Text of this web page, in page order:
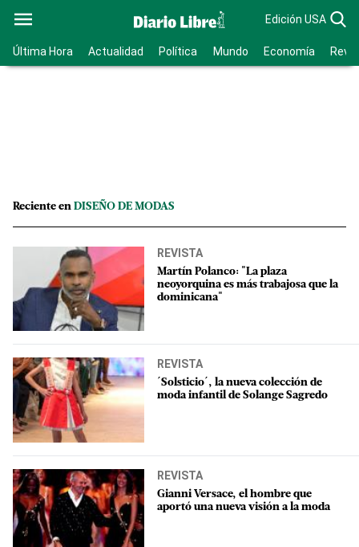
Edición USA
Última Hora Actualidad Política Mundo Economía
Reciente en DISEÑO DE MODAS
REVISTA
Martín Polanco: "La plaza
neoyorquina es más trabajosa que la
dominicana"
REVISTA
´Solsticio´, la nueva colección de
moda infantil de Solange Sagredo
REVISTA
Gianni Versace, el hombre que
aportó una nueva visión a la moda